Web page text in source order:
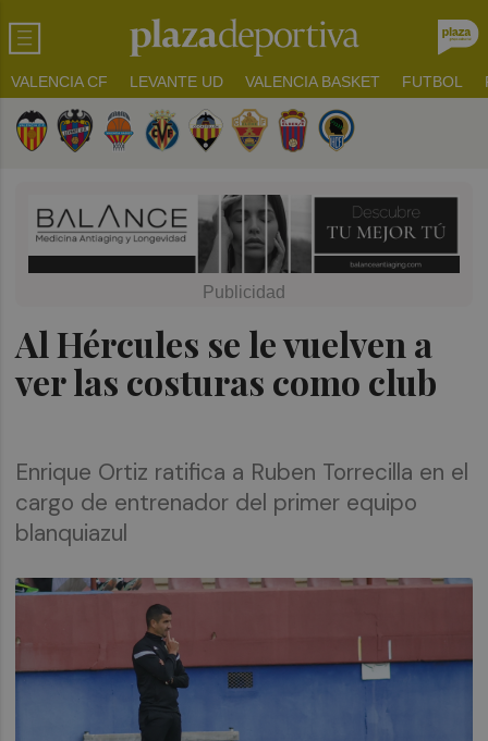
VALENCIA CF LEVANTE UD VALENCIA BASKET FUTBOL
Al Hércules se le vuelven a
ver las costuras como club
Enrique Ortiz ratifica a Ruben Torrecilla en el
cargo de entrenador del primer equipo
blanquiazul